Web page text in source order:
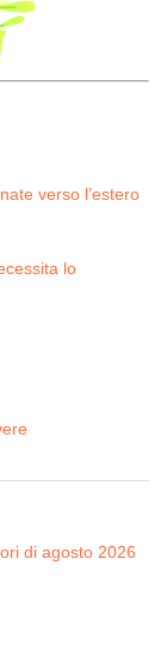
verso l’estero
lo
di agosto 2026